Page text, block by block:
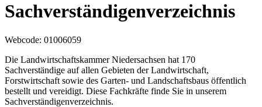
Sachverständigenverzeichnis
Webcode: 01006059
Die Landwirtschaftskammer Niedersachsen hat 170
Sachverständige auf allen Gebieten der Landwirtschaft,
Forstwirtschaft sowie des Garten- und Landschaftsbaus öffentlich
bestellt und vereidigt. Diese Fachkräfte finde Sie in unserem
Sachverständigenverzeichnis.